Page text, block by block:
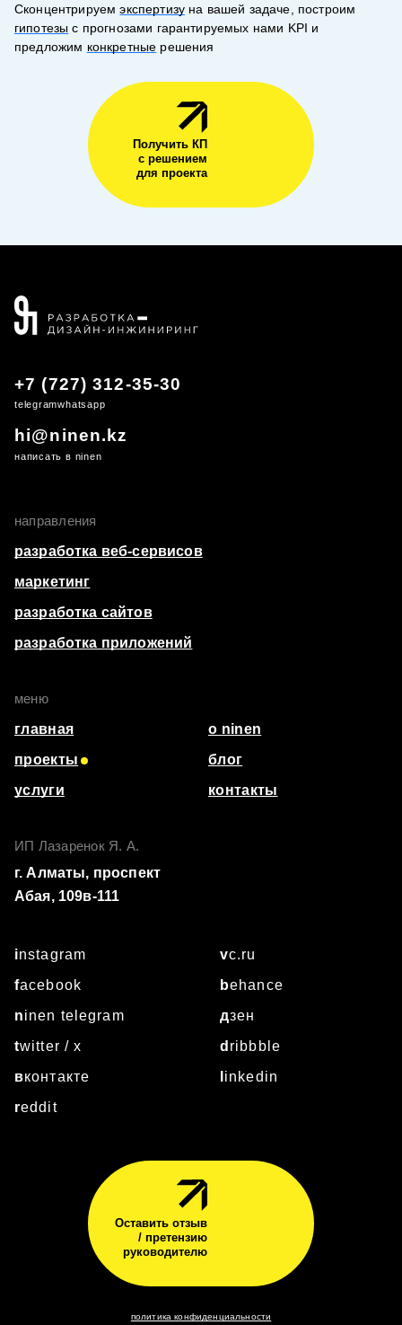
Сконцентрируемэкспертизу на вашей задаче, построим
гипотезы с прогнозами гарантируемых нами KPI и
предложим конкретные решения
Получить КП
с решением
для проекта
+7 (727) 312-35-30
telegramwhatsapp
hi@ninen.kz
написать в ninen
направления
разработка веб-сервисов
маркетинг
разработка сайтов
разработка приложений
меню
главная
проекты
услуги
о ninen
блог
контакты
ИП Лазаренок Я. А.
г. Алматы, ​проспект
Абая, 109в-111
instagram
vc.ru
facebook
behance
ninen telegram
дзен
twitter / x
dribbble
вконтакте
linkedin
reddit
Оставить отзыв
/ претензию
руководителю
политика конфиденциальности